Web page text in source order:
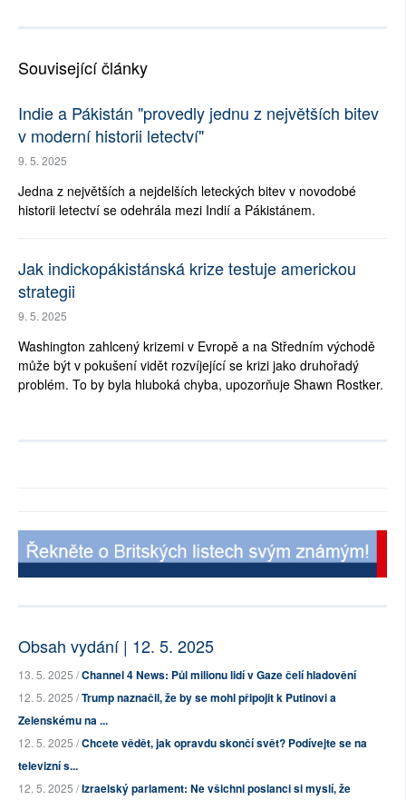
Související články
Indie a Pákistán "provedly jednu z největších bitev
v moderní historii letectví"
9. 5. 2025
Jedna z největších a nejdelších leteckých bitev v novodobé
historii letectví se odehrála mezi Indií a Pákistánem.
Jak indickopákistánská krize testuje americkou
strategii
9. 5. 2025
Washington zahlcený krizemi v Evropě a na Středním východě
může být v pokušení vidět rozvíjející se krizi jako druhořadý
problém. To by byla hluboká chyba, upozorňuje Shawn Rostker.
Obsah vydání | 12. 5. 2025
13. 5. 2025 /Channel 4 News: Půl milionu lidí v Gaze čelí hladovění
12. 5. 2025 /Trump naznačil, že by se mohl připojit k Putinovi a
Zelenskému na ...
12. 5. 2025 /Chcete vědět, jak opravdu skončí svět? Podívejte se na
televizní s...
12. 5. 2025 /Izraelský parlament: Ne všichni poslanci si myslí, že